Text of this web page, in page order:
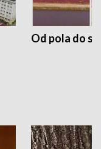
Od pola do